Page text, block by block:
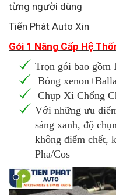
từng người dùng
Tiến Phát Auto Xin
Gói 1 Nâng Cấp Hệ
Trọn gói bao
Bóng
Chụp Xi Chống
Với những ưu
sáng xanh, độ
không điểm chết,
Pha/Cos